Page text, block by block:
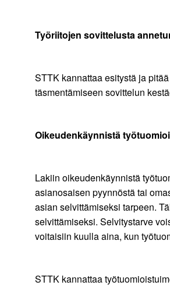
Työriitojen sovittelusta
STTK kannattaa esitystä ja
täsmentämiseen sovittelun
Oikeudenkäynnistä
Lakiin oikeudenkäynnistä
asianosaisen pyynnöstä tai
asian selvittämiseksi tarpeen.
selvittämiseksi. Selvitystarve
voitaisiin kuulla aina, kun
STTK kannattaa